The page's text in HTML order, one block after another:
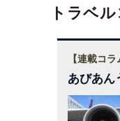
トラベ
【連載コ
あびあん